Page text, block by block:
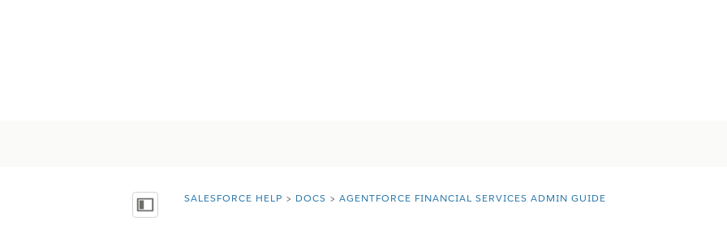
Mostrar índice de materias
You are here:
SALESFORCE HELP DOCS AGENTFORCE FINANCIAL SERVICES ADMIN GUIDE